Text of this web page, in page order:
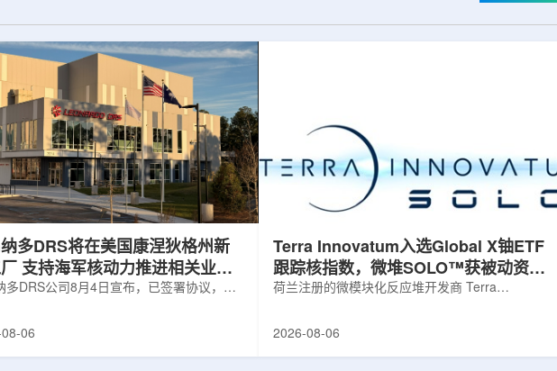
多DRS将在美国康涅狄格州新
支持海军核动力推进相关业务
多DRS公司8月4日宣布，已签署协议，将
司在核能领域的后续增长提供空间和基础
06
Terra Innovatum入选Global X铀ETF
跟踪核指数，微堆SOLO™获被动资金
曝光
荷兰注册的微模块化反应堆开发商 Terra
Arca: URA，资管超50亿美元)的跟踪基准，本次
2026-08-06